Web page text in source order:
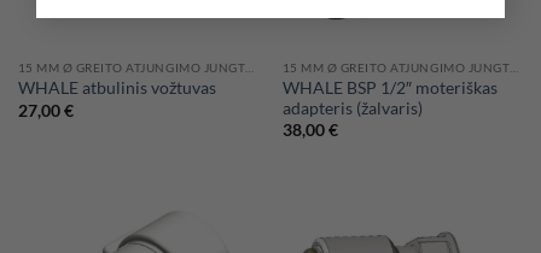
WHALE atbulinis vožtuvas
27,00€
WHALE BSP 1/2″ moteriškas
adapteris (žalvaris)
38,00€